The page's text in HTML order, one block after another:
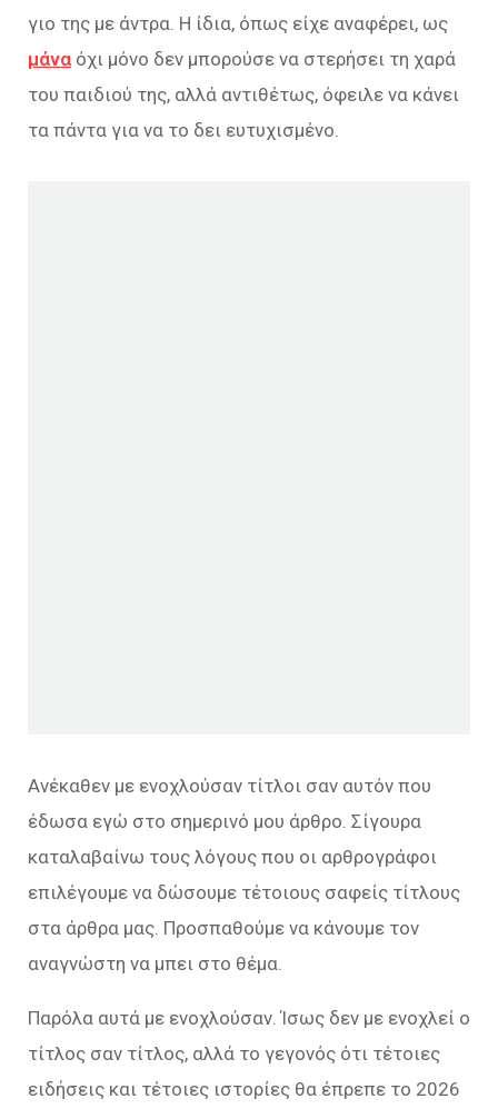
γιο της με άντρα. Η ίδια, όπως είχε αναφέρει, ως
μάνα όχι μόνο δεν μπορούσε να στερήσει τη χαρά
του παιδιού της, αλλά αντιθέτως, όφειλε να κάνει
τα πάντα για να το δει ευτυχισμένο.
Ανέκαθεν με ενοχλούσαν τίτλοι σαν αυτόν που
έδωσα εγώ στο σημερινό μου άρθρο. Σίγουρα
καταλαβαίνω τους λόγους που οι αρθρογράφοι
επιλέγουμε να δώσουμε τέτοιους σαφείς τίτλους
στα άρθρα μας. Προσπαθούμε να κάνουμε τον
αναγνώστη να μπει στο θέμα.
Παρόλα αυτά με ενοχλούσαν. Ίσως δεν με ενοχλεί ο
τίτλος σαν τίτλος, αλλά το γεγονός ότι τέτοιες
ειδήσεις και τέτοιες ιστορίες θα έπρεπε το 2026